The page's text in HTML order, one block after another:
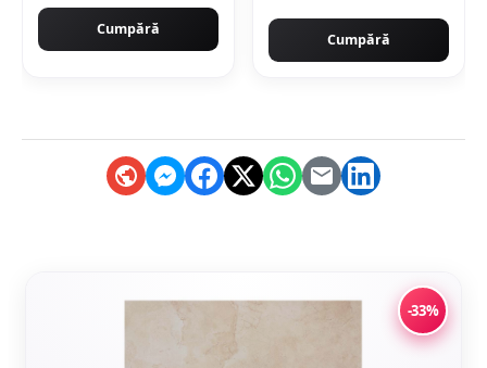
Cumpără
CAMPION PREFESIONAL
CMP1546
Cumpără
-33%